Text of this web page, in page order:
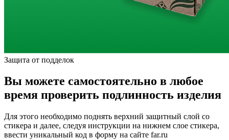
Защита от подделок
Вы можете самостоятельно в любое
время проверить подлинность изделия
Для этого необходимо поднять верхний защитный слой со
стикера и далее, следуя инструкции на нижнем слое стикера,
ввести уникальный код в форму на сайте far.ru